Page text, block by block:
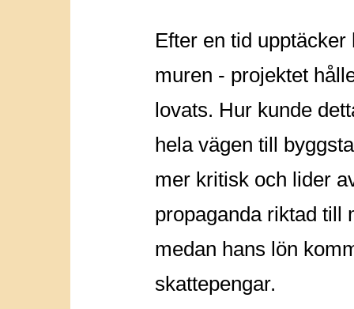
Efter en tid
muren - projektet
lovats. Hur kunde
hela vägen till
mer kritisk och lider
propaganda riktad till
medan hans lön
skattepengar.